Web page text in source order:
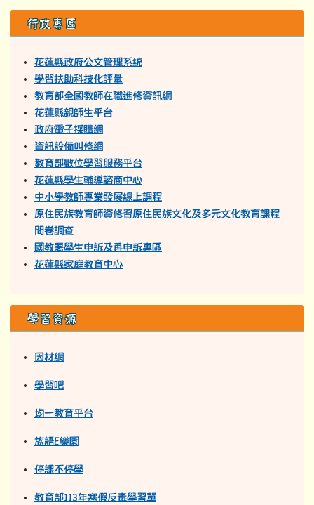
行政專區
花蓮縣政府公文管理系統
學習扶助科技化評量
教育部全國教師在職進修資訊網
花蓮縣親師生平台
政府電子採購網
資訊設備叫修網
教育部數位學習服務平台
花蓮縣學生輔導諮商中心
中小學教師專業發展線上課程
原住民族教育師資修習原住民族文化及多元文化教育課程
問卷調查
國教署學生申訴及再申訴專區
花蓮縣家庭教育中心
學習資源
因材網
學習吧
均一教育平台
族語E樂園
停課不停學
教育部113年寒假反毒學習單